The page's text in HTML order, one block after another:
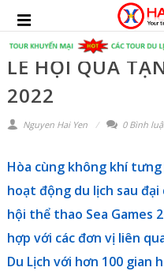
LỄ HỘI QUÀ
2022
Nguyen Hai Yen 0 Bình
Hòa cùng không khí
hoạt động du lịch sau
hội thể thao Sea Games
hợp với các đơn vị liên
Du Lịch với hơn 100 gian